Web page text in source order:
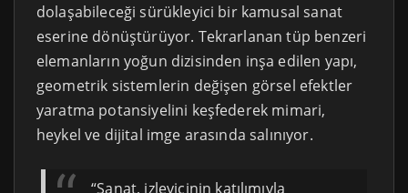
dolaşabileceği sürükleyici bir kamusal sanat
eserine dönüştürüyor. Tekrarlanan tüp benzeri
elemanların yoğun dizisinden inşa edilen yapı,
geometrik sistemlerin değişen görsel efektler
yaratma potansiyelini keşfederek mimari,
heykel ve dijital imge arasında salınıyor.
“Sanat, izleyicinin katılımıyla